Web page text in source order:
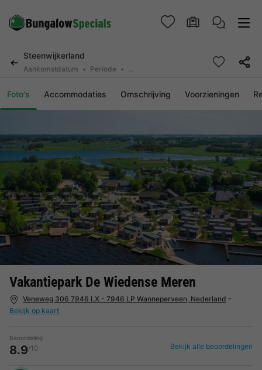
Steenwijkerland
Aankomstdatum Periode 2 personen, 0 huisdier
Foto's Accommodaties Omschrijving Voorzieningen
Vakantiepark De Wiedense Meren
Veneweg 306 7946 LX - 7946 LP Wanneperveen, Nederland -
Bekijk op kaart
Beoordeling
8.9/10 Bekijk alle beoordelingen